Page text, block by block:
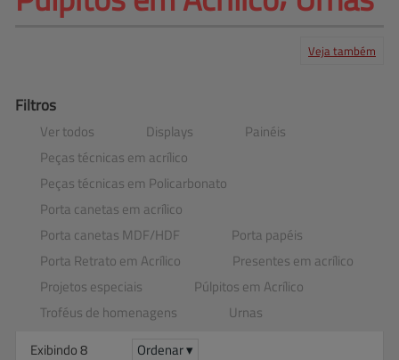
Veja também
Filtros
Ver todos Displays
Painéis
Peças técnicas em acrílico
Peças técnicas em Policarbonato
Porta canetas em acrílico
Porta canetas MDF​/​HDF
Porta papéis
Porta Retrato em Acrílico
Presentes em acrílico
Projetos especiais
Púlpitos em Acrílico
Troféus de homenagens
Urnas
Exibindo 8
Ordenar ▾